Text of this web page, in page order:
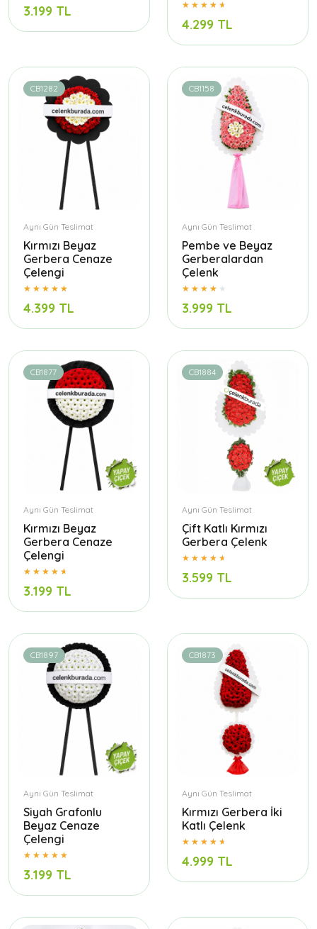
3.199 TL
4.299 TL
CB1282
Aynı Gün Teslimat
Kırmızı Beyaz
Gerbera Cenaze
Çelengi
4.399 TL
CB1158
Aynı Gün Teslimat
Pembe ve Beyaz
Gerberalardan
Çelenk
3.999 TL
CB1877
Aynı Gün Teslimat
Kırmızı Beyaz
Gerbera Cenaze
Çelengi
3.199 TL
CB1884
Aynı Gün Teslimat
Çift Katlı Kırmızı
Gerbera Çelenk
3.599 TL
CB1897
Aynı Gün Teslimat
Siyah Grafonlu
Beyaz Cenaze
Çelengi
3.199 TL
CB1873
Aynı Gün Teslimat
Kırmızı Gerbera İki
Katlı Çelenk
4.999 TL